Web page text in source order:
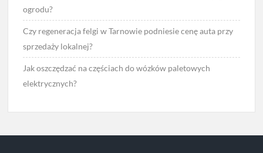
ogrodu?
Czy regeneracja felgi w Tarnowie podniesie cenę auta przy
sprzedaży lokalnej?
Jak oszczędzać na częściach do wózków paletowych
elektrycznych?